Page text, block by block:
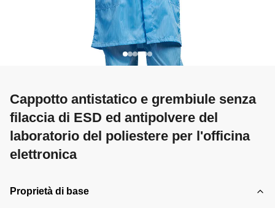
Cappotto antistatico e grembiule senza
filaccia di ESD ed antipolvere del
laboratorio del poliestere per l'officina
elettronica
Proprietà di base